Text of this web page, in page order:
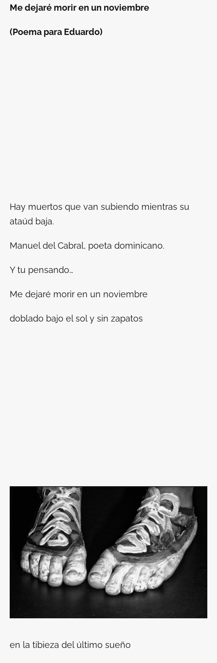
Me dejaré morir en un noviembre
(Poema para Eduardo)
Hay muertos que van subiendo mientras su
ataúd baja.
Manuel del Cabral, poeta dominicano.
Y tu pensando…
Me dejaré morir en un noviembre
doblado bajo el sol y sin zapatos
en la tibieza del último sueño